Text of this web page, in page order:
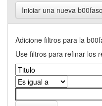
Iniciar una nueva
Adicione filtros para la
Use filtros para refinar los